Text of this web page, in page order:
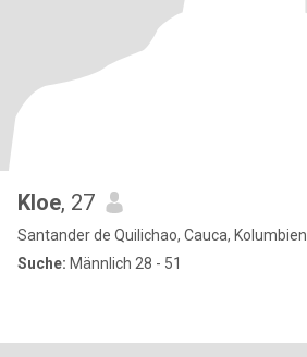
Kloe, 27
Santander de Quilichao, Cauca, Kolumbien
Suche: Männlich 28 - 51